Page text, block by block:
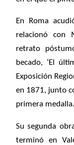
En Roma
relacionó con
retrato
becado, ‘El
Exposición
en 1871, junto
primera medalla.
Su segunda
terminó en